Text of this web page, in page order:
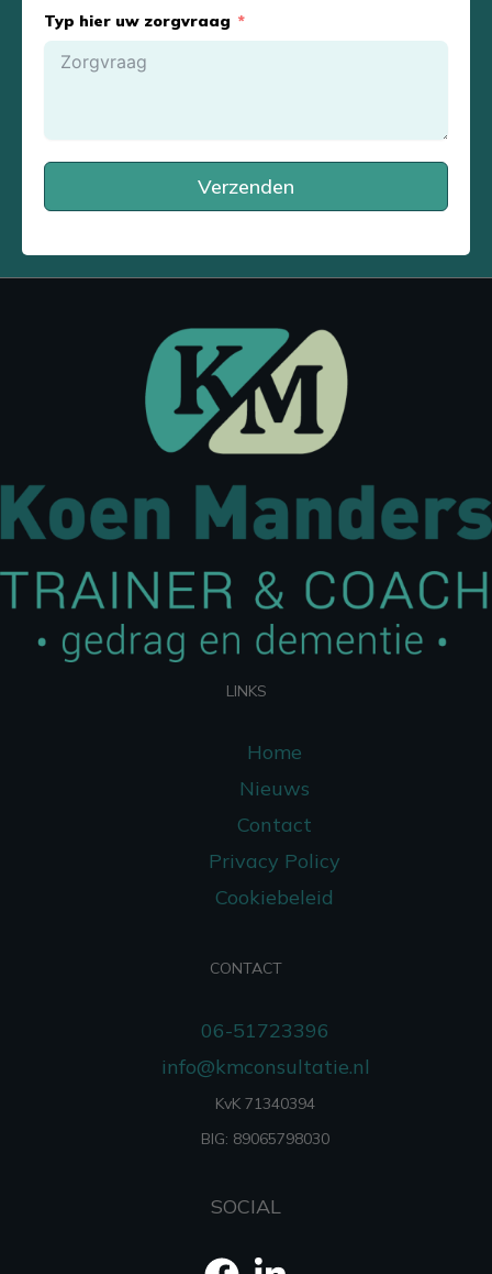
Typ hier uw zorgvraag
Verzenden
LINKS
Home
Nieuws
Contact
Privacy Policy
Cookiebeleid
CONTACT
06-51723396
info@kmconsultatie.nl
KvK 71340394
BIG: 89065798030
SOCIAL